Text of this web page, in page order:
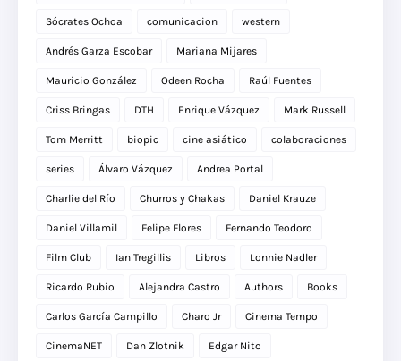
Sócrates Ochoa comunicacion western
Andrés Garza Escobar Mariana Mijares
Mauricio González Odeen Rocha Raúl Fuentes
Criss Bringas DTH Enrique Vázquez Mark Russell
Tom Merritt biopic cine asiático colaboraciones
series Álvaro Vázquez Andrea Portal
Charlie del Río Churros y Chakas Daniel Krauze
Daniel Villamil Felipe Flores Fernando Teodoro
Film Club Ian Tregillis Libros Lonnie Nadler
Ricardo Rubio Alejandra Castro Authors Books
Carlos García Campillo Charo Jr Cinema Tempo
CinemaNET Dan Zlotnik Edgar Nito